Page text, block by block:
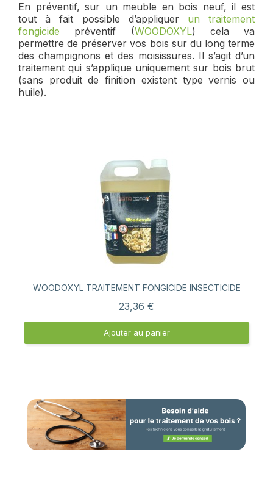
En préventif, sur un meuble en bois neuf, il est
tout à fait possible d’appliquer un traitement
fongicide préventif (WOODOXYL) cela va
permettre de préserver vos bois sur du long terme
des champignons et des moisissures. Il s’agit d’un
traitement qui s’applique uniquement sur bois brut
(sans produit de finition existent type vernis ou
huile).
Aperçu rapide
WOODOXYL TRAITEMENT FONGICIDE INSECTICIDE
23,36 €
Ajouter au panier